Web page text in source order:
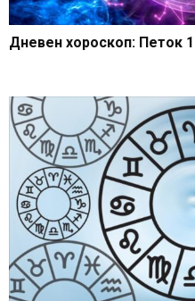
Дневен хороскоп: Петок